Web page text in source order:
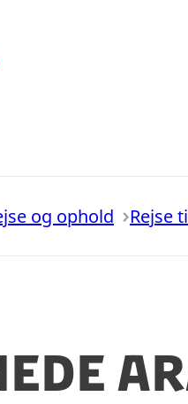
og ophold Rejse